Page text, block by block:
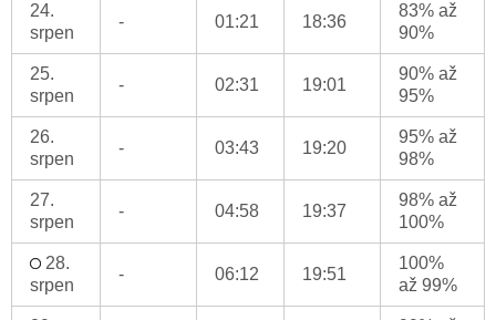
24.
srpen
- 01:21 18:36
83% až
90%
25.
srpen
- 02:31 19:01
90% až
95%
26.
srpen
- 03:43 19:20
95% až
98%
27.
srpen
- 04:58 19:37
98% až
100%
28.
srpen
- 06:12 19:51
100%
až 99%